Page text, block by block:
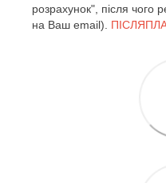
розрахунок", після чого
на Ваш email).